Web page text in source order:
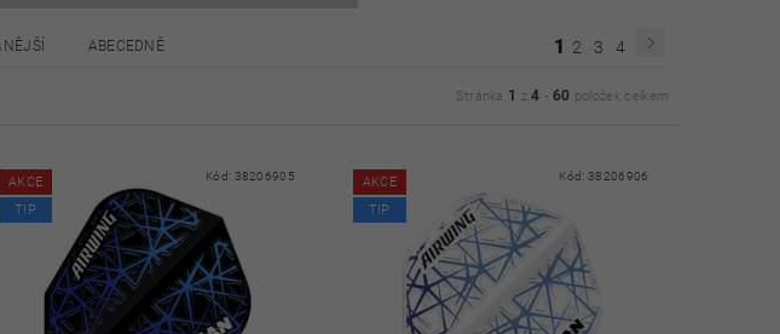
ABECEDNĚ 1 2 3 4
Stránka 1 z4 - 60 položek celkem
AKCE
TIP
Kód: 38206905
AKCE
TIP
Kód:38206906